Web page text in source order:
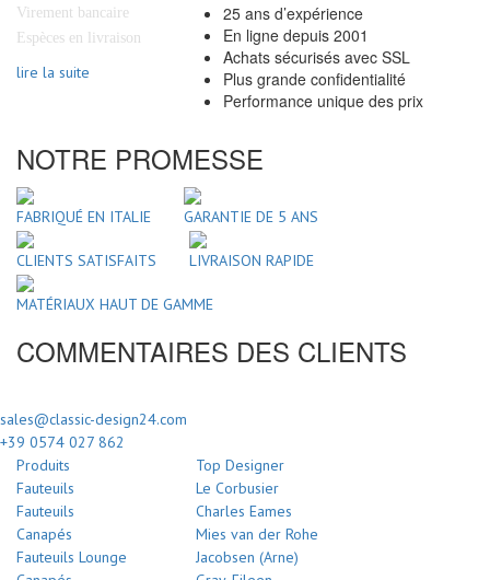
Virement bancaire
Espèces en livraison
lire la suite
25 ans d’expérience
En ligne depuis 2001
Achats sécurisés avec SSL
Plus grande confidentialité
Performance unique des prix
NOTRE PROMESSE
FABRIQUÉ EN ITALIE GARANTIE DE 5 ANS
CLIENTS SATISFAITS LIVRAISON RAPIDE
MATÉRIAUX HAUT DE GAMME
COMMENTAIRES DES CLIENTS
sales@classic-design24.com
+39 0574 027 862
Produits
Fauteuils
Fauteuils
Canapés
Fauteuils Lounge
Top Designer
Le Corbusier
Charles Eames
Mies van der Rohe
Jacobsen (Arne)